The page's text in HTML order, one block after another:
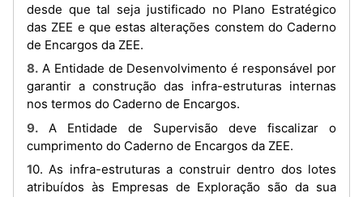
desde que tal seja justificado no Plano Estratégico
das ZEE e que estas alterações constem do Caderno
de Encargos da ZEE.
8. A Entidade de Desenvolvimento é responsável por
garantir a construção das infra-estruturas internas
nos termos do Caderno de Encargos.
9. A Entidade de Supervisão deve fiscalizar o
cumprimento do Caderno de Encargos da ZEE.
10. As infra-estruturas a construir dentro dos lotes
atribuídos às Empresas de Exploração são da sua